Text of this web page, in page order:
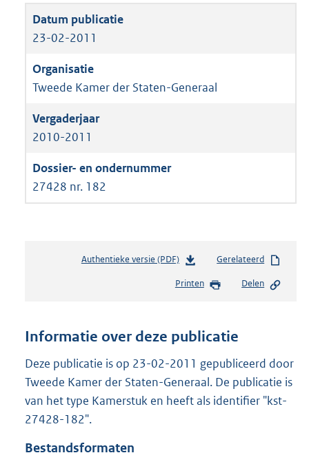
23-02-2011
Tweede Kamer der Staten-Generaal
2010-2011
27428 nr. 182
Authentieke versie (PDF)b
s
n
s
r
o
Gerelateerd
Printen Delen
Informatie over deze publicatie
Deze publicatie is op 23-02-2011 gepubliceerd door
Tweede Kamer der Staten-Generaal. De publicatie is
van het type Kamerstuk en heeft als identifier "kst-
27428-182".
Bestandsformaten